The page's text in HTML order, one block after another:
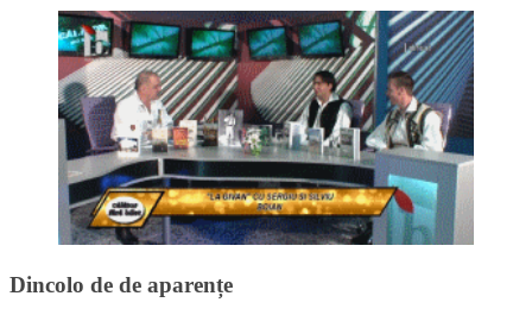
Dincolo de de aparențe